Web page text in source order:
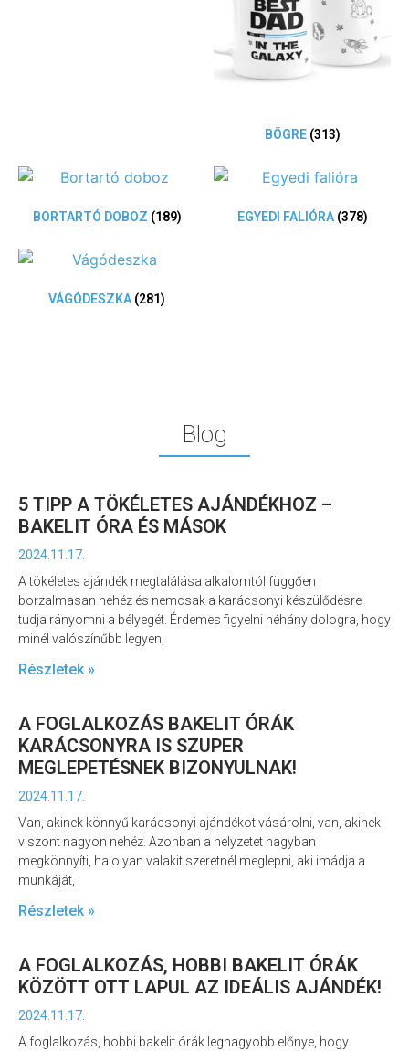
BÖGRE (313)
BORTARTÓ DOBOZ (189) EGYEDI FALIÓRA (378)
VÁGÓDESZKA (281)
Blog
5 TIPP A TÖKÉLETES AJÁNDÉKHOZ –
BAKELIT ÓRA ÉS MÁSOK
2024.11.17.
A tökéletes ajándék megtalálása alkalomtól függően
borzalmasan nehéz és nemcsak a karácsonyi készülődésre
tudja rányomni a bélyegét. Érdemes figyelni néhány dologra, hogy
minél valószínűbb legyen,
Részletek »
A FOGLALKOZÁS BAKELIT ÓRÁK
KARÁCSONYRA IS SZUPER
MEGLEPETÉSNEK BIZONYULNAK!
2024.11.17.
Van, akinek könnyű karácsonyi ajándékot vásárolni, van, akinek
viszont nagyon nehéz. Azonban a helyzetet nagyban
megkönnyíti, ha olyan valakit szeretnél meglepni, aki imádja a
munkáját,
Részletek »
A FOGLALKOZÁS, HOBBI BAKELIT ÓRÁK
KÖZÖTT OTT LAPUL AZ IDEÁLIS AJÁNDÉK!
2024.11.17.
A foglalkozás, hobbi bakelit órák legnagyobb előnye, hogy